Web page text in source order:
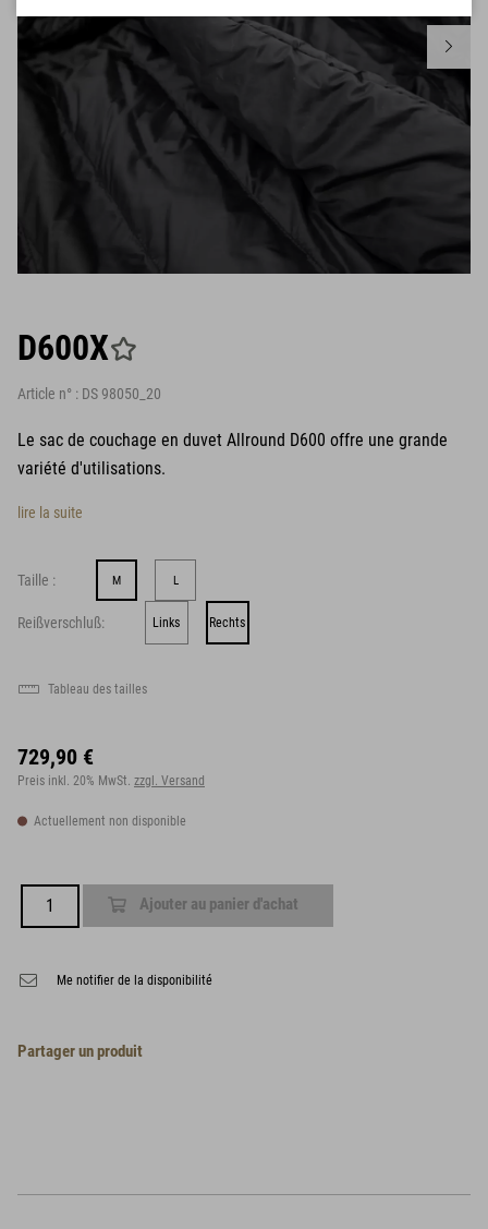
D600X
Article n° : DS 98050_20
Le sac de couchage en duvet Allround D600 offre une grande
variété d'utilisations.
lire la suite
Taille : M L
Reißverschluß: Links Rechts
Tableau des tailles
729,90 €
Preis inkl. 20% MwSt. zzgl. Versand
Actuellement non disponible
Ajouter au panier d'achat
Me notifier de la disponibilité
Partager un produit